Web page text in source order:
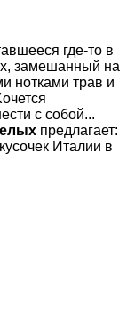
где-то в
замешанный на
нотками трав и
с собой...
предлагает:
Италии в